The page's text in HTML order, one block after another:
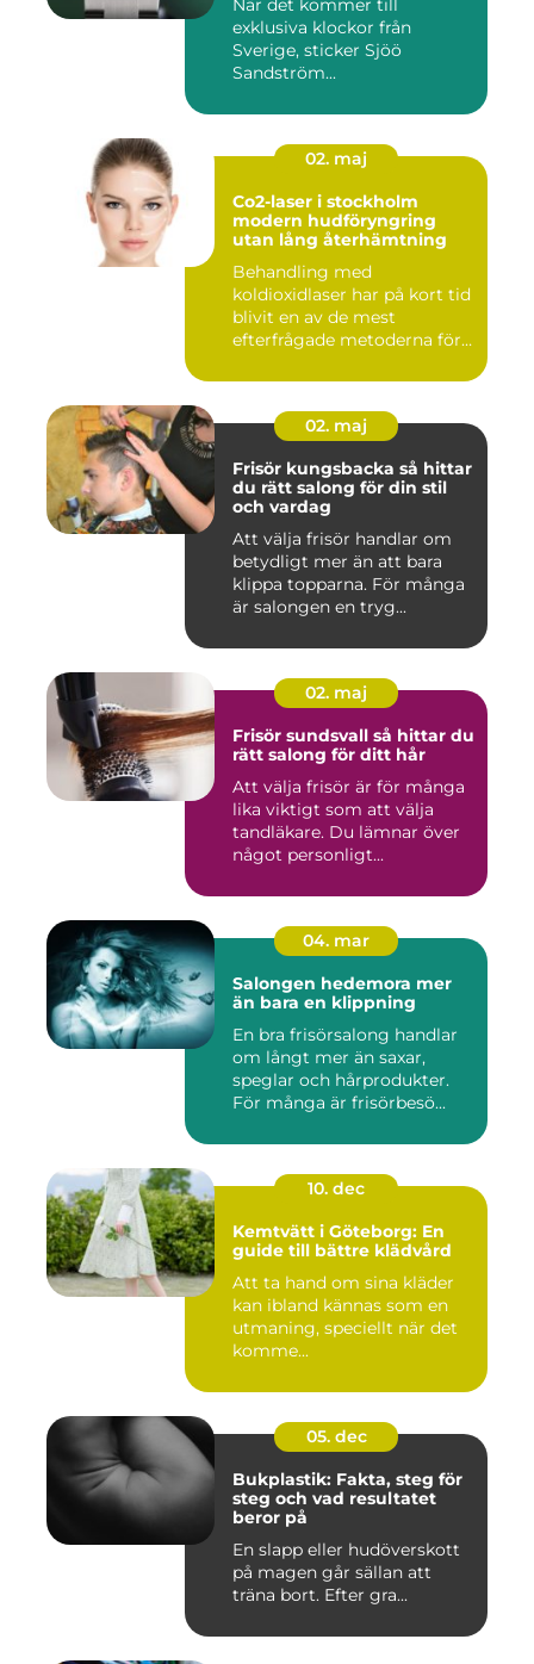
När det kommer till
exklusiva klockor från
Sverige, sticker Sjöö
Sandström...
02. maj
Co2-laser i stockholm
modern hudföryngring
utan lång återhämtning
Behandling med
koldioxidlaser har på kort tid
blivit en av de mest
efterfrågade metoderna för
02. maj
Frisör kungsbacka så hittar
du rätt salong för din stil
och vardag
Att välja frisör handlar om
betydligt mer än att bara
klippa topparna. För många
är salongen en tryg...
02. maj
Frisör sundsvall så hittar du
rätt salong för ditt hår
Att välja frisör är för många
lika viktigt som att välja
tandläkare. Du lämnar över
något personligt...
04. mar
Salongen hedemora mer
än bara en klippning
En bra frisörsalong handlar
om långt mer än saxar,
speglar och hårprodukter.
För många är frisörbesö...
10. dec
Kemtvätt i Göteborg: En
guide till bättre klädvård
Att ta hand om sina kläder
kan ibland kännas som en
utmaning, speciellt när det
komme...
05. dec
Bukplastik: Fakta, steg för
steg och vad resultatet
beror på
En slapp eller hudöverskott
på magen går sällan att
träna bort. Efter gra...